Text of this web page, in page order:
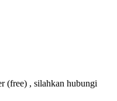
(free) , silahkan hubungi